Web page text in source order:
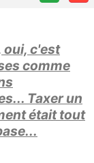
oui, c'est
comme
Taxer un
était tout